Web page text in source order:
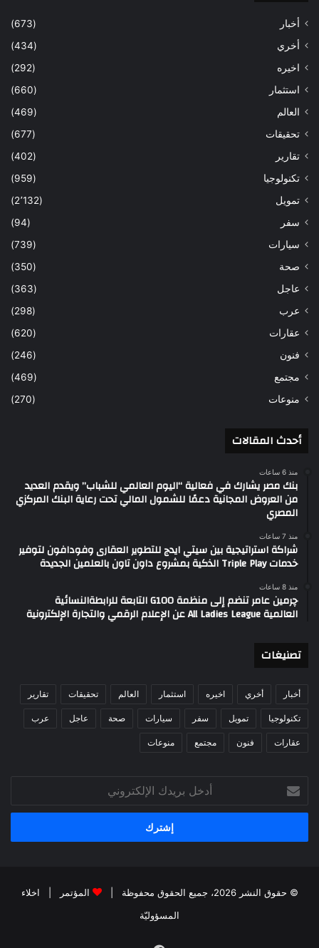
أخبار
(673)
أخري
(434)
اخيره
(292)
استثمار
(660)
العالم
(469)
تحقيقات
(677)
تقارير
(402)
تكنولوجيا
(959)
تمويل
(2٬132)
سفر
(94)
سيارات
(739)
صحة
(350)
عاجل
(363)
عرب
(298)
عقارات
(620)
فنون
(246)
مجتمع
(469)
منوعات
(270)
أحدث المقالات
منذ 6 ساعات
بنك مصر يشارك في فعالية “اليوم العالمي للشباب” ويقدم العديد
من العروض المجانية دعمًا للشمول المالي تحت رعاية البنك المركزي
المصري
منذ 7 ساعات
شراكة استراتيجية بين سيتي ايدج للتطوير العقارى وفودافون لتوفير
خدمات Triple Play الذكية بمشروع داون تاون بالعلمين الجديدة
منذ 8 ساعات
چرمين عامر تنضم إلى منظمة G100 التابعة للرابطةالنسائية
العالمية All Ladies League عن الإعلام الرقمي والتجارة الإلكترونية
تصنيغات
أخبار أخري اخيره استثمار العالم تحقيقات تقارير
تكنولوجيا تمويل سفر سيارات صحة عاجل عرب
عقارات فنون مجتمع منوعات
بريدك
الإلكتروني
© حقوق النشر 2026، جميع الحقوق محفوظة | المؤتمر
اخلاء
المسؤوليّة